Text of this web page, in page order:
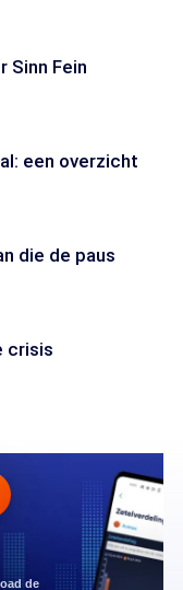
Sinn Fein
een overzicht
die de paus
crisis
de